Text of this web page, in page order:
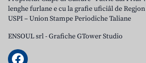
lenghe furlane e cu la grafie uficiâl de Regjon
USPI – Union Stampe Periodiche Taliane
ENSOUL srl-Grafiche GTower Studio